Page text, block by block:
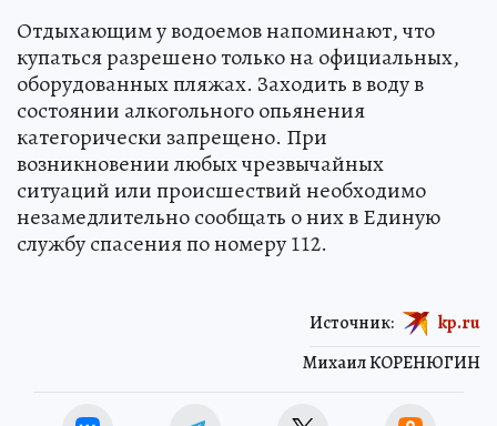
Отдыхающим у водоемов напоминают, что
купаться разрешено только на официальных,
оборудованных пляжах. Заходить в воду в
состоянии алкогольного опьянения
категорически запрещено. При
возникновении любых чрезвычайных
ситуаций или происшествий необходимо
незамедлительно сообщать о них в Единую
службу спасения по номеру 112.
Михаил КОРЕНЮГИН
Источник: kp.ru